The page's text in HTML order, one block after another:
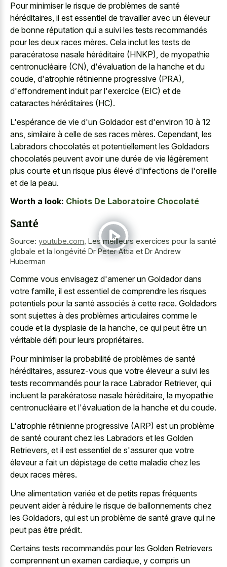
Pour minimiser le risque de problèmes de santé
héréditaires, il est essentiel de travailler avec un éleveur
de bonne réputation qui a suivi les tests recommandés
pour les deux races mères. Cela inclut les tests de
paracératose nasale héréditaire (HNKP), de myopathie
centronucléaire (CN), d'évaluation de la hanche et du
coude, d'atrophie rétinienne progressive (PRA),
d'effondrement induit par l'exercice (EIC) et de
cataractes héréditaires (HC).
L'espérance de vie d'un Goldador est d'environ 10 à 12
ans, similaire à celle de ses races mères. Cependant, les
Labradors chocolatés et potentiellement les Goldadors
chocolatés peuvent avoir une durée de vie légèrement
plus courte et un risque plus élevé d'infections de l'oreille
et de la peau.
Worth a look: Chiots De Laboratoire Chocolaté
Santé
Source: youtube.com Les meilleurs exercices pour la santé
globale et la longévité Dr Peter Attia et Dr Andrew
Huberman
Comme vous envisagez d'amener un Goldador dans
votre famille, il est essentiel de comprendre les risques
potentiels pour la santé associés à cette race. Goldadors
sont sujettes à des problèmes articulaires comme le
coude et la dysplasie de la hanche, ce qui peut être un
véritable défi pour leurs propriétaires.
Pour minimiser la probabilité de problèmes de santé
héréditaires, assurez-vous que votre éleveur a suivi les
tests recommandés pour la race Labrador Retriever, qui
incluent la parakératose nasale héréditaire, la myopathie
centronucléaire et l'évaluation de la hanche et du coude.
L'atrophie rétinienne progressive (ARP) est un problème
de santé courant chez les Labradors et les Golden
Retrievers, et il est essentiel de s'assurer que votre
éleveur a fait un dépistage de cette maladie chez les
deux races mères.
Une alimentation variée et de petits repas fréquents
peuvent aider à réduire le risque de ballonnements chez
les Goldadors, qui est un problème de santé grave qui ne
peut pas être prédit.
Certains tests recommandés pour les Golden Retrievers
comprennent un examen cardiaque, y compris un